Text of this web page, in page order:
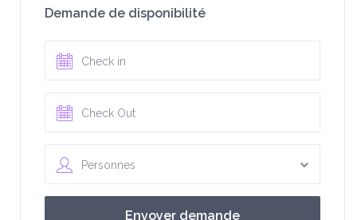
Demande de disponibilité
Personnes